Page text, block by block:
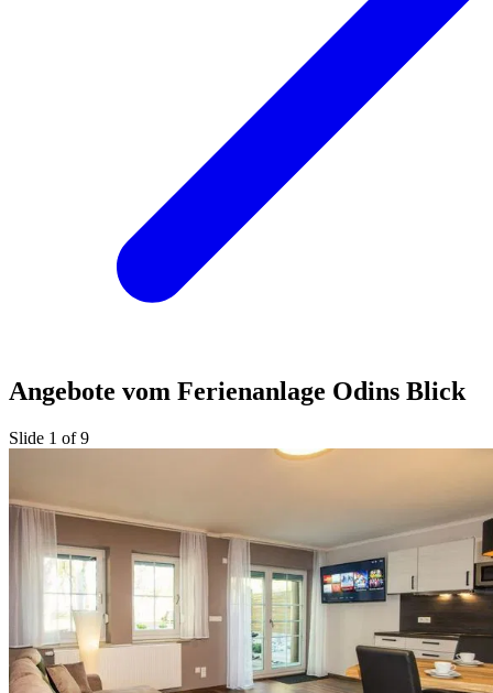
Angebote vom Ferienanlage Odins Blick
Slide 1 of 9